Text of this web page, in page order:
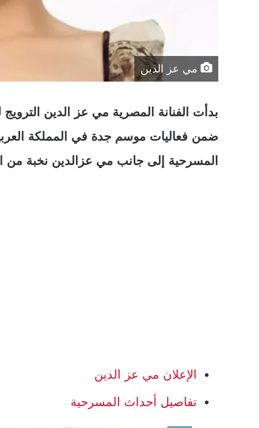
مي عز الدين
بدأت الفنانة المصرية مي عز الدين
ضمن فعاليات موسم جدة في المملكة
المسرحية إلى جانب مي عزالدين نخبة من
الإعلان مي عز الدين
تفاصيل أحداث المسرحية